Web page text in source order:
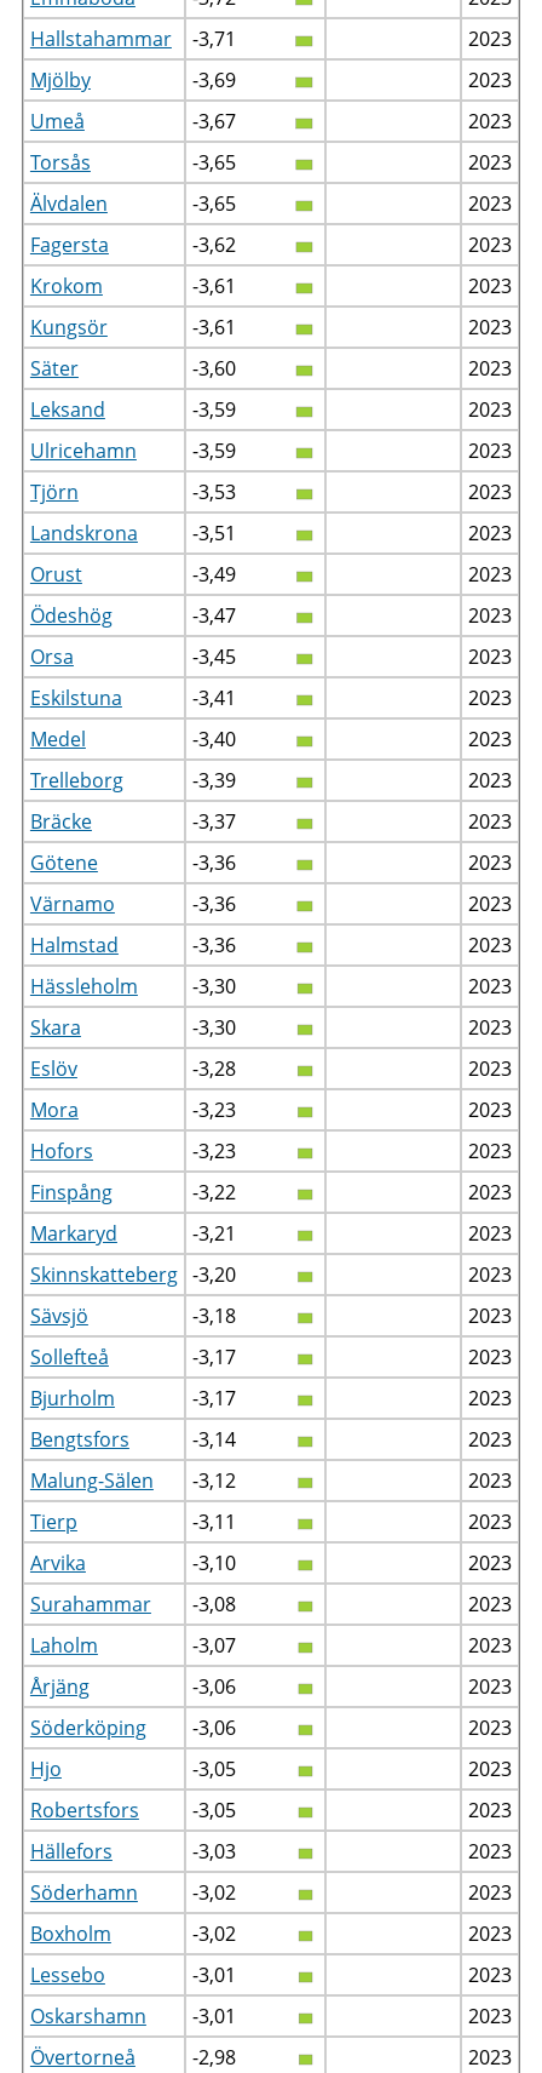
Hallstahammar
-3,71
2023
Mjölby
-3,69
2023
Umeå
-3,67
2023
Torsås
-3,65
2023
Älvdalen
-3,65
2023
Fagersta
-3,62
2023
Krokom
-3,61
2023
Kungsör
-3,61
2023
Säter
-3,60
2023
Leksand
-3,59
2023
Ulricehamn
-3,59
2023
Tjörn
-3,53
2023
Landskrona
-3,51
2023
Orust
-3,49
2023
Ödeshög
-3,47
2023
Orsa
-3,45
2023
Eskilstuna
-3,41
2023
Medel
-3,40
2023
Trelleborg
-3,39
2023
Bräcke
-3,37
2023
Götene
-3,36
2023
Värnamo
-3,36
2023
Halmstad
-3,36
2023
Hässleholm
-3,30
2023
Skara
-3,30
2023
Eslöv
-3,28
2023
Mora
-3,23
2023
Hofors
-3,23
2023
Finspång
-3,22
2023
Markaryd
-3,21
2023
Skinnskatteberg -3,20
2023
Sävsjö
-3,18
2023
Sollefteå
-3,17
2023
Bjurholm
-3,17
2023
Bengtsfors
-3,14
2023
Malung-Sälen
-3,12
2023
Tierp
-3,11
2023
Arvika
-3,10
2023
Surahammar
-3,08
2023
Laholm
-3,07
2023
Årjäng
-3,06
2023
Söderköping
-3,06
2023
Hjo
-3,05
2023
Robertsfors
-3,05
2023
Hällefors
-3,03
2023
Söderhamn
-3,02
2023
Boxholm
-3,02
2023
Lessebo
-3,01
2023
Oskarshamn
-3,01
2023
Övertorneå
-2,98
2023